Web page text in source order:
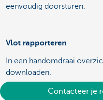
eenvoudig doorsturen.
Vlot rapporteren
In een handomdraai
downloaden.
Contacteer je